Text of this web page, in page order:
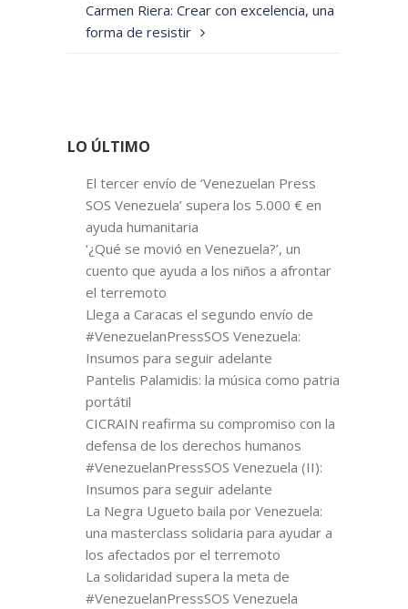
Carmen Riera: Crear con excelencia, una
forma de resistir
LO ÚLTIMO
El tercer envío de ‘Venezuelan Press
SOS Venezuela’ supera los 5.000 € en
ayuda humanitaria
‘¿Qué se movió en Venezuela?’, un
cuento que ayuda a los niños a afrontar
el terremoto
Llega a Caracas el segundo envío de
#VenezuelanPressSOS Venezuela:
Insumos para seguir adelante
Pantelis Palamidis: la música como patria
portátil
CICRAIN reafirma su compromiso con la
defensa de los derechos humanos
#VenezuelanPressSOS Venezuela (II):
Insumos para seguir adelante
La Negra Ugueto baila por Venezuela:
una masterclass solidaria para ayudar a
los afectados por el terremoto
La solidaridad supera la meta de
#VenezuelanPressSOS Venezuela